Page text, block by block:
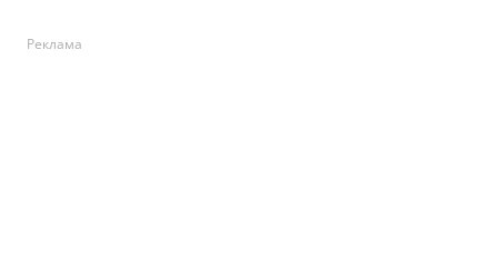
Реклама